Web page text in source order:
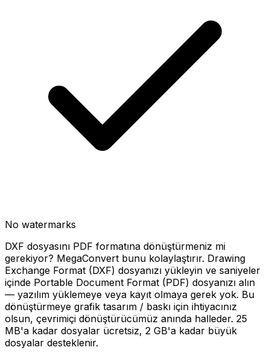
No watermarks
DXF dosyasını PDF formatına dönüştürmeniz mi
gerekiyor? MegaConvert bunu kolaylaştırır. Drawing
Exchange Format (DXF) dosyanızı yükleyin ve saniyeler
içinde Portable Document Format (PDF) dosyanızı alın
— yazılım yüklemeye veya kayıt olmaya gerek yok. Bu
dönüştürmeye grafik tasarım / baskı için ihtiyacınız
olsun, çevrimiçi dönüştürücümüz anında halleder. 25
MB'a kadar dosyalar ücretsiz, 2 GB'a kadar büyük
dosyalar desteklenir.